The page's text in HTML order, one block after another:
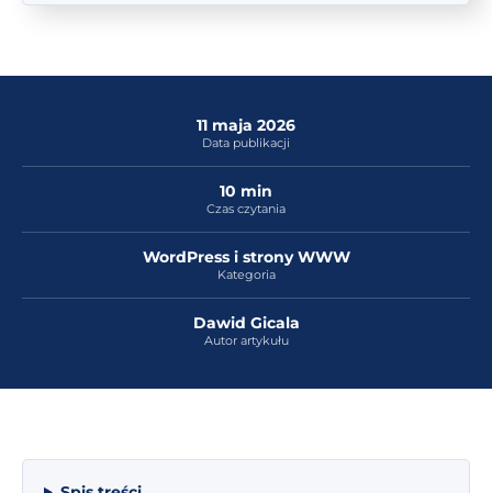
11 maja 2026
Data publikacji
10 min
Czas czytania
WordPress i strony WWW
Kategoria
Dawid Gicala
Autor artykułu